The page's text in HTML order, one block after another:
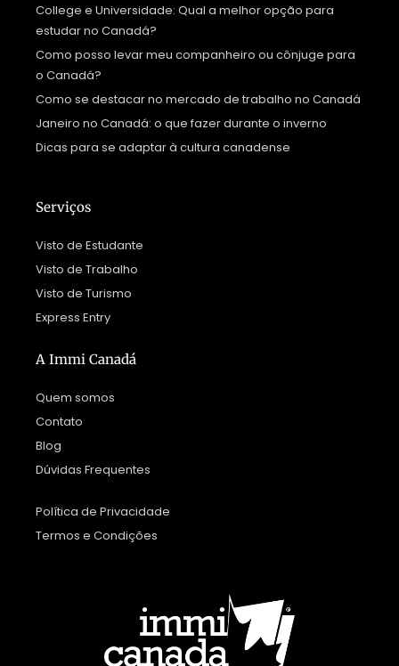
College e Universidade: Qual a melhor opção para
estudar no Canadá?
Como posso levar meu companheiro ou cônjuge para
o Canadá?
Como se destacar no mercado de trabalho no Canadá
Janeiro no Canadá: o que fazer durante o inverno
Dicas para se adaptar à cultura canadense
Serviços
Visto de Estudante
Visto de Trabalho
Visto de Turismo
Express Entry
A Immi Canadá
Quem somos
Contato
Blog
Dúvidas Frequentes
Política de Privacidade
Termos e Condições